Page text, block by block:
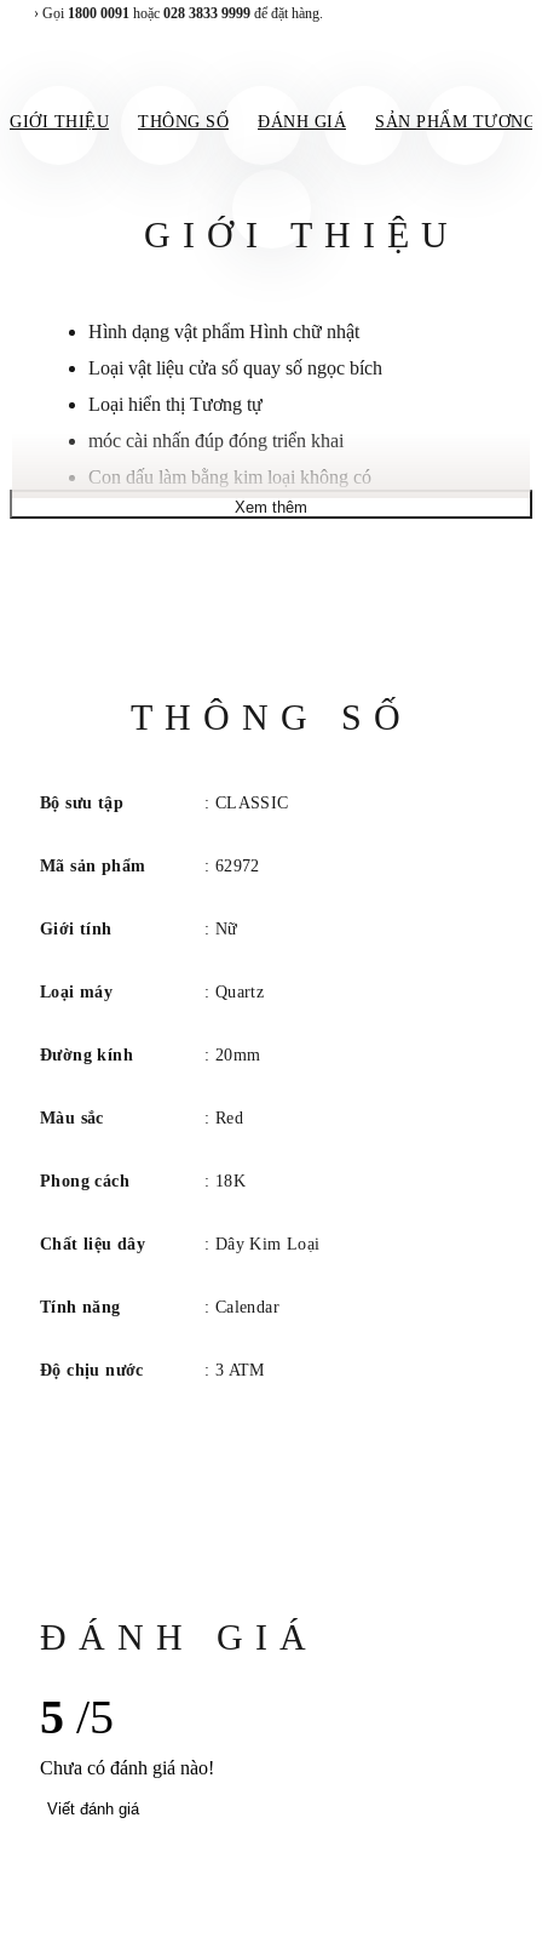
› Gọi 1800 0091 hoặc 028 3833 9999 để đặt hàng.
GIỚI THIỆU THÔNG SỐ ĐÁNH GIÁ SẢN PHẨM TƯƠNG
GIỚI THIỆU
Hình dạng vật phẩm Hình chữ nhật
Loại vật liệu cửa sổ quay số ngọc bích
Loại hiển thị Tương tự
móc cài nhấn đúp đóng triển khai
Con dấu làm bằng kim loại không có
Chất liệu vỏ Thép không gỉ
Độ rộng băng tần
bảng màu
Bạc
bezel vật chất
Thép không gỉ
Tính năng đặc biệt lịch có dấu màu đỏ, vỏ sau bốn vít
Xem thêm
THÔNG SỐ
Bộ sưu tập : CLASSIC
Mã sản phẩm : 62972
Giới tính : Nữ
Loại máy : Quartz
Đường kính : 20mm
Màu sắc : Red
Phong cách : 18K
Chất liệu dây : Dây Kim Loại
Tính năng : Calendar
Độ chịu nước : 3 ATM
ĐÁNH GIÁ
5 /5
Chưa có đánh giá nào!
Viết đánh giá